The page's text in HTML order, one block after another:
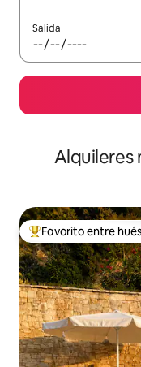
Salida
Alquileres
Favorito entre
Favorito entre